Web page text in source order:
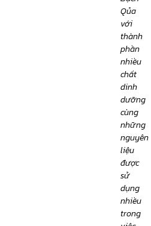
Qủa
với
thành
phần
nhiều
chất
dinh
dưỡng
cùng
những
nguyên
liệu
được
sử
dụng
nhiều
trong